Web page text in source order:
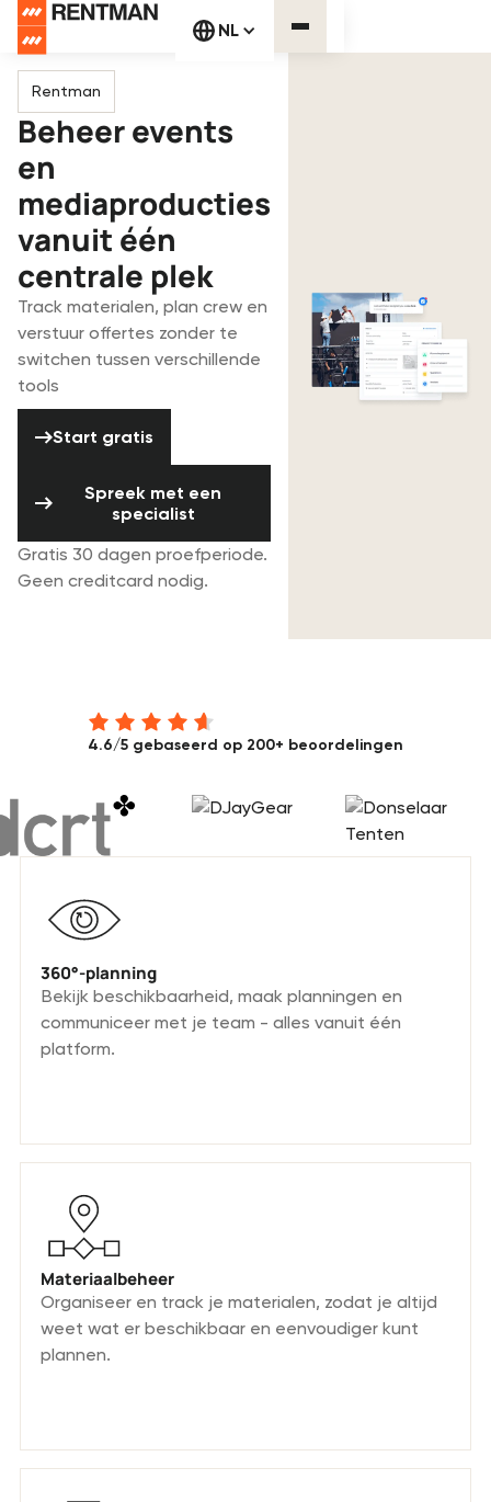
NL
Rentman
Beheer events
en
mediaproducties
vanuit één
centrale plek
Track materialen, plan crew en
verstuur offertes zonder te
switchen tussen verschillende
tools
Start gratis
Spreek met een
specialist
Gratis 30 dagen proefperiode.
Geen creditcard nodig.
4.6/5 gebaseerd op 200+ beoordelingen
360°-planning
Bekijk beschikbaarheid, maak planningen en
communiceer met je team - alles vanuit één
platform.
Materiaalbeheer
Organiseer en track je materialen, zodat je altijd
weet wat er beschikbaar en eenvoudiger kunt
plannen.